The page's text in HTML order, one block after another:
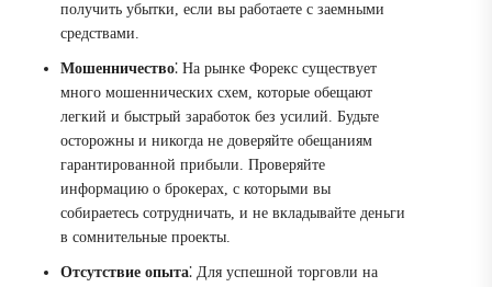
получить убытки, если вы работаете с заемными
средствами.
Мошенничество⁚ На рынке Форекс существует
много мошеннических схем, которые обещают
легкий и быстрый заработок без усилий. Будьте
осторожны и никогда не доверяйте обещаниям
гарантированной прибыли. Проверяйте
информацию о брокерах, с которыми вы
собираетесь сотрудничать, и не вкладывайте деньги
в сомнительные проекты.
Отсутствие опыта⁚ Для успешной торговли на